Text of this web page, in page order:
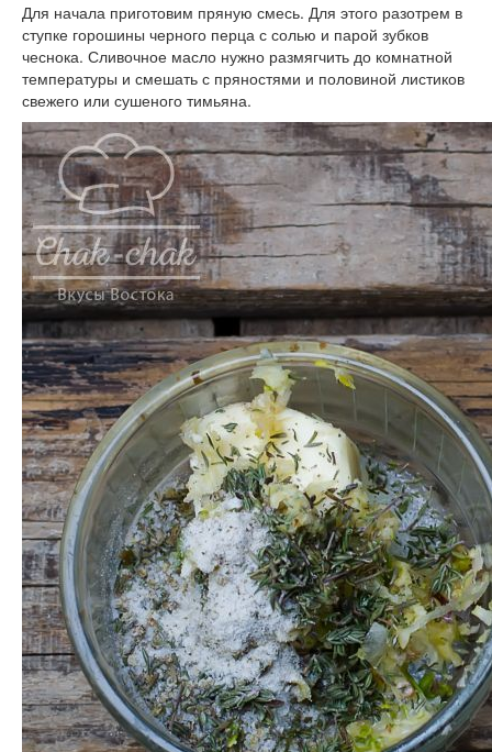
Для начала приготовим пряную смесь. Для этого разотрем в
ступке горошины черного перца с солью и парой зубков
чеснока. Сливочное масло нужно размягчить до комнатной
температуры и смешать с пряностями и половиной листиков
свежего или сушеного тимьяна.